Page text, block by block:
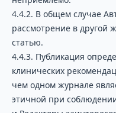
4.4.2. В общем случае
рассмотрение в другой
статью.
4.4.3. Публикация
клинических
чем одном журнале
этичной при